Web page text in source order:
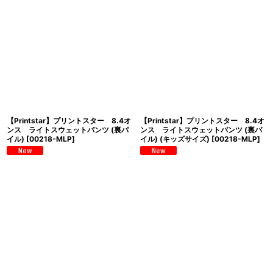
【Printstar】プリントスター 8.4オ
ンス ライトスウェットパンツ (裏パ
イル) [00218-MLP]
【Printstar】プリントスター 8.4オ
ンス ライトスウェットパンツ (裏パ
イル) (キッズサイズ) [00218-MLP]